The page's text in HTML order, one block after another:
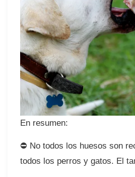
En resumen: ⠀
⛔ No todos los huesos son
todos los perros y gatos. El